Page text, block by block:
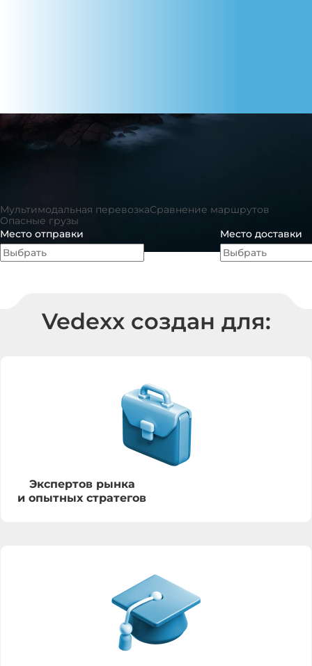
Мультимодальная перевозкаСравнение маршрутов
Опасные грузы
Место отправки
Место доставки
Vedexx создан для:
Экспертов рынка
и опытных стратегов